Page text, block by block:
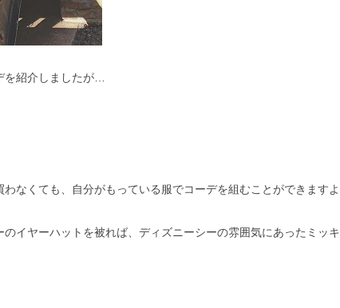
紹介しましたが…
なくても、自分がもっている服でコーデを組むことができますよ
イヤーハットを被れば、ディズニーシーの雰囲気にあったミッキ